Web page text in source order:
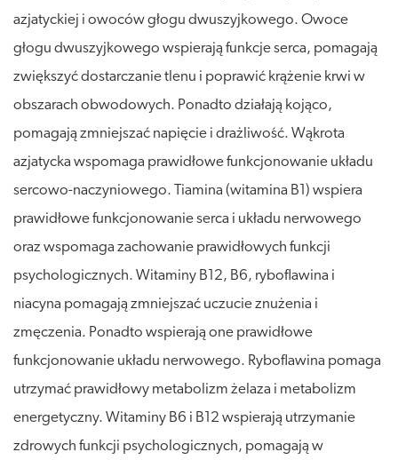
azjatyckiej i owoców głogu dwuszyjkowego. Owoce
głogu dwuszyjkowego wspierają funkcje serca, pomagają
zwiększyć dostarczanie tlenu i poprawić krążenie krwi w
obszarach obwodowych. Ponadto działają kojąco,
pomagają zmniejszać napięcie i drażliwość. Wąkrota
azjatycka wspomaga prawidłowe funkcjonowanie układu
sercowo-naczyniowego. Tiamina (witamina B1) wspiera
prawidłowe funkcjonowanie serca i układu nerwowego
oraz wspomaga zachowanie prawidłowych funkcji
psychologicznych. Witaminy B12, B6, ryboflawina i
niacyna pomagają zmniejszać uczucie znużenia i
zmęczenia. Ponadto wspierają one prawidłowe
funkcjonowanie układu nerwowego. Ryboflawina pomaga
utrzymać prawidłowy metabolizm żelaza i metabolizm
energetyczny. Witaminy B6 i B12 wspierają utrzymanie
zdrowych funkcji psychologicznych, pomagają w